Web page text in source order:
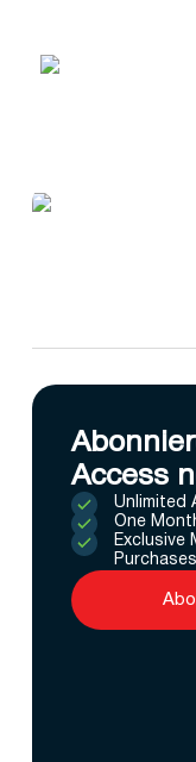
Access
Unlimited
One
Exclusive
Purchases